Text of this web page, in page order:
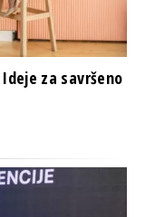
za savršeno